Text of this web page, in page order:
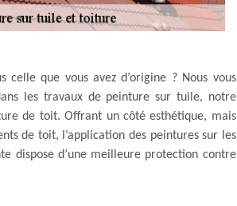
que vous avez d’origine ? Nous vous
les travaux de peinture sur tuile, notre
de toit. Offrant un côté esthétique, mais
de toit, l’application des peintures sur les
dispose d’une meilleure protection contre